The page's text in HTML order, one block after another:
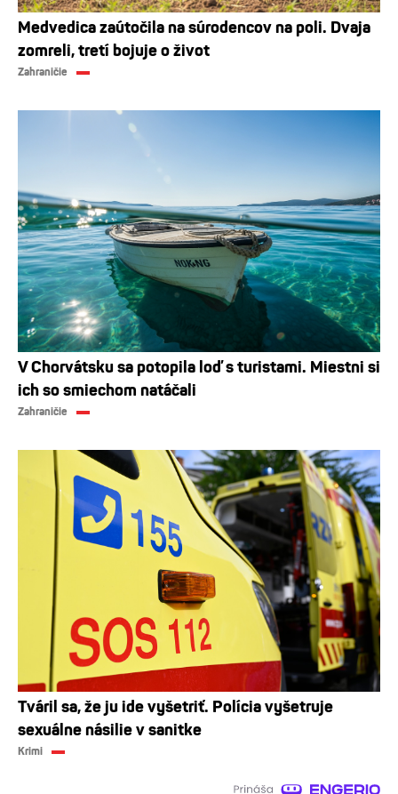
Medvedica zaútočila na súrodencov na poli. Dvaja
zomreli, tretí bojuje o život
Zahraničie
V Chorvátsku sa potopila loď s turistami. Miestni si
ich so smiechom natáčali
Zahraničie
Tváril sa, že ju ide vyšetriť. Polícia vyšetruje
sexuálne násilie v sanitke
Krimi